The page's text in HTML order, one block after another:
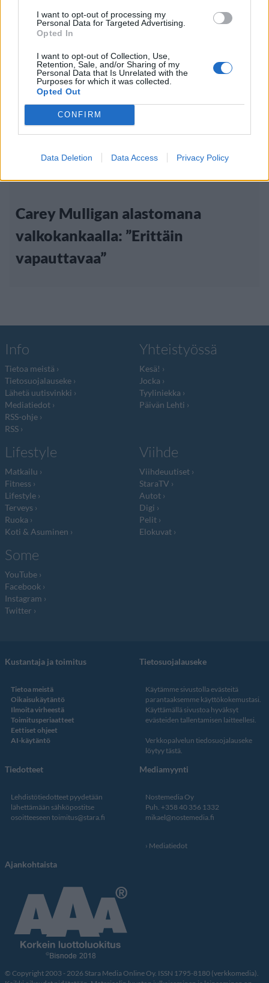
I want to opt-out of processing my
Personal Data for Targeted Advertising.
Opted In
I want to opt-out of Collection, Use,
Retention, Sale, and/or Sharing of my
Personal Data that Is Unrelated with the
Purposes for which it was collected.
Opted Out
CONFIRM
Data Deletion Data Access Privacy Policy
Carey Mulligan alastomana
valkokankaalla: ”Erittäin
vapauttavaa”
Info
Tietoa meistä
Tietosuojalauseke
Lähetä uutisvinkki
Mediatiedot
RSS-ohje
RSS
Yhteistyössä
Kesä!
Jocka
Tyyliniekka
Päivän Lehti
Lifestyle
Matkailu
Fitness
Lifestyle
Terveys
Ruoka
Koti & Asuminen
Viihde
Viihdeuutiset
StaraTV
Autot
Digi
Pelit
Elokuvat
Some
YouTube
Facebook
Instagram
Twitter
Kustantaja ja toimitus
Tietoa meistä
Oikaisukäytäntö
Ilmoita virheestä
Toimitusperiaatteet
Eettiset ohjeet
AI-käytäntö
Tietosuojalauseke
Käytämme sivustolla evästeitä
parantaaksemme käyttökokemustasi.
Käyttämällä sivustoa hyväksyt
evästeiden tallentamisen laitteellesi.
Verkkopalvelun tiedosuojalauseke
löytyy tästä.
Tiedotteet
Lehdistötiedotteet pyydetään
lähettämään sähköpostitse
osoitteeseen toimitus@stara.fi
Mediamyynti
Nostemedia Oy
Puh. +358 40 356 1332
mikael@nostemedia.fi
Mediatiedot
Ajankohtaista
© Copyright 2003 - 2026 Stara Media Online Oy. ISSN 1795-8180 (verkkomedia).